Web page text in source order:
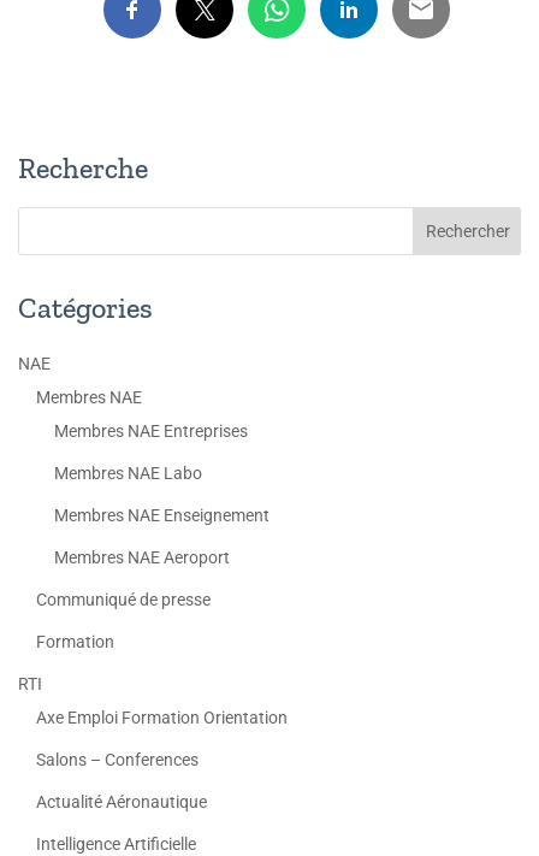
Recherche
Catégories
NAE
Membres NAE
Membres NAE Entreprises
Membres NAE Labo
Membres NAE Enseignement
Membres NAE Aeroport
Communiqué de presse
Formation
RTI
Axe Emploi Formation Orientation
Salons – Conferences
Actualité Aéronautique
Intelligence Artificielle